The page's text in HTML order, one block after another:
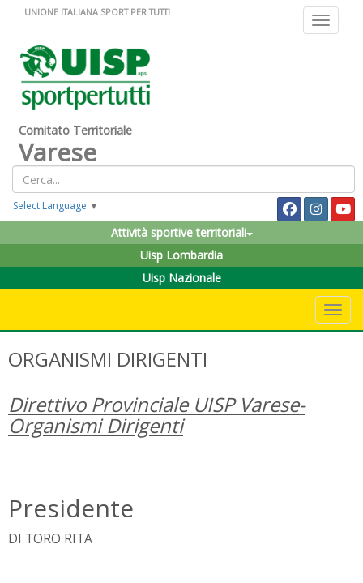
Toggle
UNIONE ITALIANA SPORT PER TUTTI
Comitato Territoriale
Varese
Select Language ▼
Attività sportive territoriali
Uisp Lombardia
Uisp Nazionale
ORGANISMI DIRIGENTI
Direttivo Provinciale UISP Varese-
Organismi Dirigenti
Presidente
DI TORO RITA